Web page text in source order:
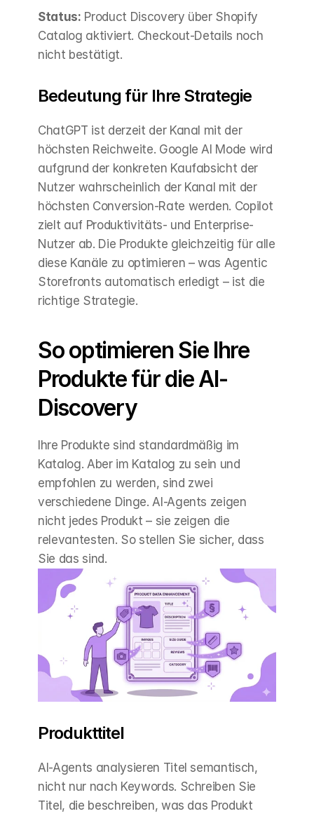
Status: Product Discovery über Shopify
Catalog aktiviert. Checkout-Details noch
nicht bestätigt.
Bedeutung für Ihre Strategie
ChatGPT ist derzeit der Kanal mit der
höchsten Reichweite. Google AI Mode wird
aufgrund der konkreten Kaufabsicht der
Nutzer wahrscheinlich der Kanal mit der
höchsten Conversion-Rate werden. Copilot
zielt auf Produktivitäts- und Enterprise-
Nutzer ab. Die Produkte gleichzeitig für alle
diese Kanäle zu optimieren – was Agentic
Storefronts automatisch erledigt – ist die
richtige Strategie.
So optimieren Sie Ihre
Produkte für die AI-
Discovery
Ihre Produkte sind standardmäßig im
Katalog. Aber im Katalog zu sein und
empfohlen zu werden, sind zwei
verschiedene Dinge. AI-Agents zeigen
nicht jedes Produkt – sie zeigen die
relevantesten. So stellen Sie sicher, dass
Sie das sind.
Produkttitel
AI-Agents analysieren Titel semantisch,
nicht nur nach Keywords. Schreiben Sie
Titel, die beschreiben, was das Produkt